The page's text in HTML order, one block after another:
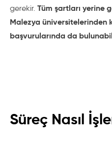
gerekir. Tüm şartları yerine
Malezya üniversitelerinden
başvurularında da
Süreç Nasıl